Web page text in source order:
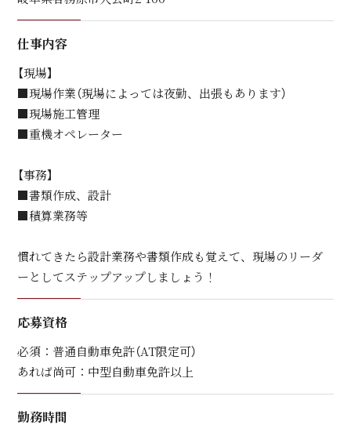
仕事内容
【現場】
■現場作業（現場によっては夜勤、出張もあります）
■現場施工管理
■重機オペレーター
【事務】
■書類作成、設計
■積算業務等
慣れてきたら設計業務や書類作成も覚えて、現場のリーダ
ーとしてステップアップしましょう！
応募資格
必須：普通自動車免許（AT限定可）
あれば尚可：中型自動車免許以上
勤務時間